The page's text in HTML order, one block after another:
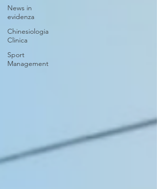
News in
evidenza
Chinesiologia
Clinica
Sport
Management